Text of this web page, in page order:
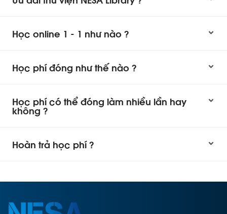
Học online 1 - 1 như nào ?
Học phí đóng như thế nào ?
Học phí có thể đóng làm nhiều lần hay
không ?
Hoàn trả học phí ?